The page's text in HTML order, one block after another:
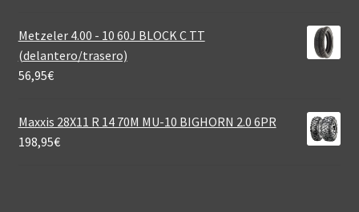
Metzeler 4.00 - 10 60J BLOCK C TT
(delantero/trasero)
56,95€
Maxxis 28X11 R 14 70M MU-10 BIGHORN 2.0 6PR
198,95€